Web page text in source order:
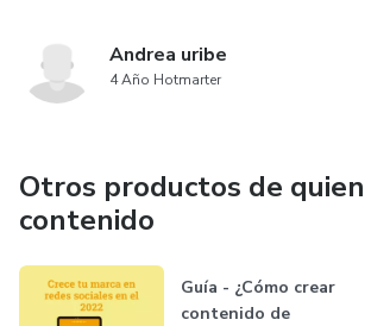
Andrea uribe
4 Año Hotmarter
Otros productos de
contenido
Guía - ¿Cómo crear
contenido de